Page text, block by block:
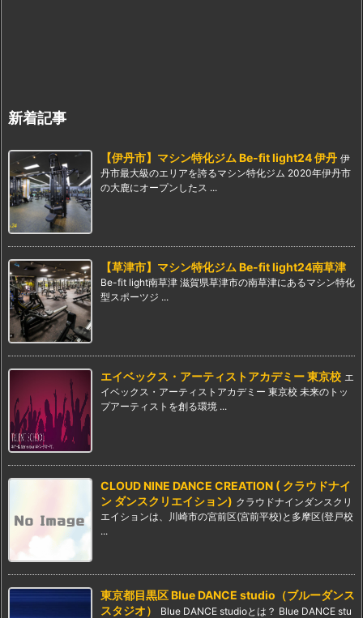
新着記事
【伊丹市】マシン特化ジム Be-fit light24 伊丹 伊
丹市最大級のエリアを誇るマシン特化ジム 2020年伊丹市
の大鹿にオープンしたス ...
【草津市】マシン特化ジム Be-fit light24南草津
Be-fit light南草津 滋賀県草津市の南草津にあるマシン特化
型スポーツジ ...
エイベックス・アーティストアカデミー 東京校 エ
イベックス・アーティストアカデミー 東京校 未来のトッ
プアーティストを創る環境 ...
CLOUD NINE DANCE CREATION ( クラウドナイ
ン ダンスクリエイション) クラウドナインダンスクリ
エイションは、川崎市の宮前区(宮前平校)と多摩区(登戸校
...
東京都目黒区 Blue DANCE studio（ブルーダンス
スタジオ）
Blue DANCE studioとは？ Blue DANCE stu